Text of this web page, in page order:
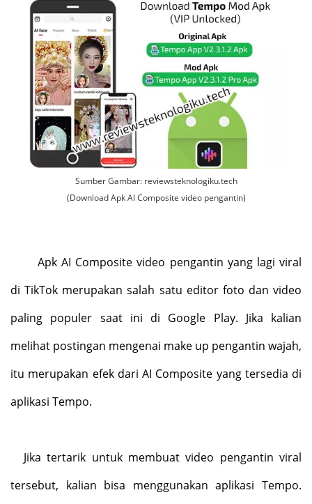
Sumber Gambar: reviewsteknologiku.tech
(Download Apk AI Composite video pengantin)
Apk AI Composite video pengantin yang lagi viral
di TikTok merupakan salah satu editor foto dan video
paling populer saat ini di Google Play. Jika kalian
melihat postingan mengenai make up pengantin wajah,
itu merupakan efek dari AI Composite yang tersedia di
aplikasi Tempo.
Jika tertarik untuk membuat video pengantin viral
tersebut, kalian bisa menggunakan aplikasi Tempo.